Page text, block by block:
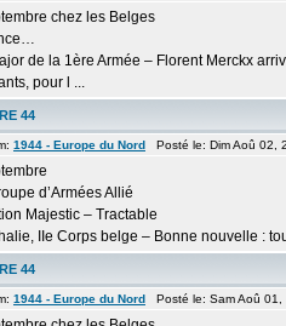
chez les Belges
de la 1ère Armée – Florent Merckx
pour l ...
44
1944 - Europe du Nord Posté le: Dim Aoû
d’Armées Allié
Majestic – Tractable
IIe Corps belge – Bonne nouvelle :
44
1944 - Europe du Nord Posté le: Sam Aoû